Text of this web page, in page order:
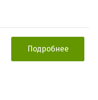
Подробнее